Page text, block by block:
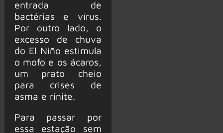
entrada de
bactérias e vírus.
Por outro lado, o
excesso de chuva
do El Niño estimula
o mofo e os ácaros,
um prato cheio
para crises de
asma e rinite.
Para passar por
essa estação sem